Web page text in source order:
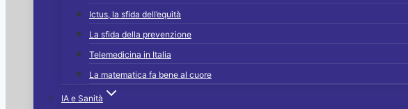
Ictus, la sfida dell’equità
La sfida della prevenzione
Telemedicina in Italia
La matematica fa bene al cuore
IA e Sanità